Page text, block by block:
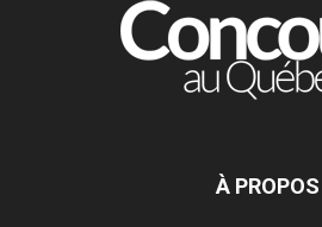
À PROPOS